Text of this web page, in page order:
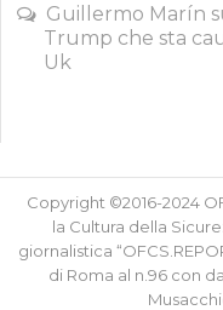
Guillermo Marín
Trump che sta
Uk
Copyright ©2016-2024
la Cultura della
giornalistica
di Roma al n.96 con